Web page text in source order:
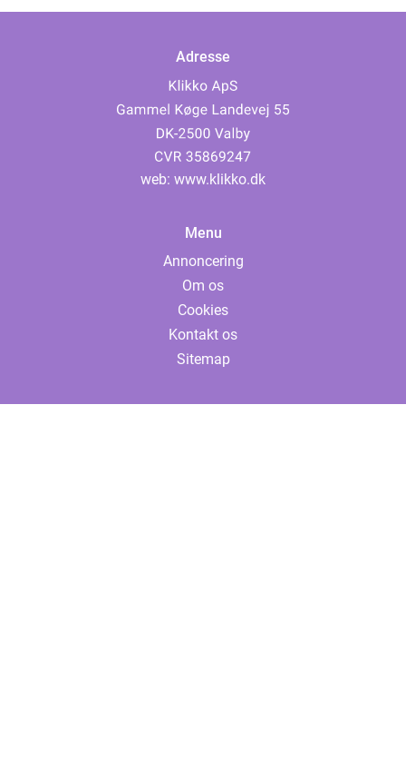
Adresse
web: www.klikko.dk
Menu
Annoncering
Om os
Cookies
Kontakt os
Sitemap